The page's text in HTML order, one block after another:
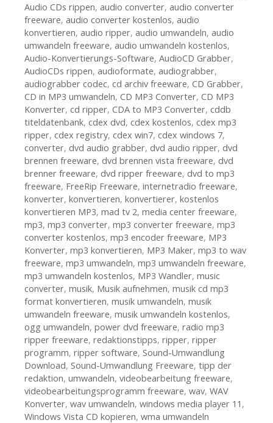
Audio CDs rippen, audio converter, audio converter
freeware, audio converter kostenlos, audio
konvertieren, audio ripper, audio umwandeln, audio
umwandeln freeware, audio umwandeln kostenlos,
Audio-Konvertierungs-Software, AudioCD Grabber,
AudioCDs rippen, audioformate, audiograbber,
audiograbber codec, cd archiv freeware, CD Grabber,
CD in MP3 umwandeln, CD MP3 Converter, CD MP3
Konverter, cd ripper, CDA to MP3 Converter, cddb
titeldatenbank, cdex dvd, cdex kostenlos, cdex mp3
ripper, cdex registry, cdex win7, cdex windows 7,
converter, dvd audio grabber, dvd audio ripper, dvd
brennen freeware, dvd brennen vista freeware, dvd
brenner freeware, dvd ripper freeware, dvd to mp3
freeware, FreeRip Freeware, internetradio freeware,
konverter, konvertieren, konvertierer, kostenlos
konvertieren MP3, mad tv 2, media center freeware,
mp3, mp3 converter, mp3 converter freeware, mp3
converter kostenlos, mp3 encoder freeware, MP3
Konverter, mp3 konvertieren, MP3 Maker, mp3 to wav
freeware, mp3 umwandeln, mp3 umwandeln freeware,
mp3 umwandeln kostenlos, MP3 Wandler, music
converter, musik, Musik aufnehmen, musik cd mp3
format konvertieren, musik umwandeln, musik
umwandeln freeware, musik umwandeln kostenlos,
ogg umwandeln, power dvd freeware, radio mp3
ripper freeware, redaktionstipps, ripper, ripper
programm, ripper software, Sound-Umwandlung
Download, Sound-Umwandlung Freeware, tipp der
redaktion, umwandeln, videobearbeitung freeware,
videobearbeitungsprogramm freeware, wav, WAV
Konverter, wav umwandeln, windows media player 11 ,
Windows Vista CD kopieren, wma umwandeln